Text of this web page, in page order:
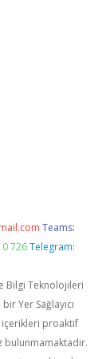
Teams:
726 Telegram:
Bilgi Teknolojileri
Yer Sağlayıcı
içerikleri proaktif
bulunmamaktadır.